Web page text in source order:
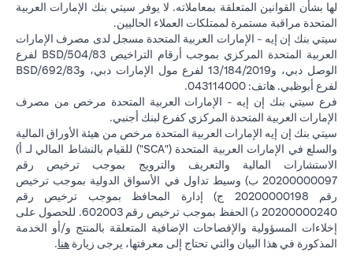
لها بشأن القوانين المتعلقة بمعاملاته. لا يوفر سيتي بنك الإمارات العربية
المتحدة مراقبة مستمرة لممتلكات العملاء الحاليين.
سيتي بنك إن إيه - الإمارات العربية المتحدة مسجل لدى مصرف الإمارات
العربية المتحدة المركزي بموجب أرقام التراخيص BSD/504/83 لفرع
الوصل دبي، و13/184/2019 لفرع مول الإمارات دبي، وBSD/692/83
لفرع أبوظبي. هاتف: 043114000.
فرع سيتي بنك إن إيه - الإمارات العربية المتحدة مرخص من مصرف
الإمارات العربية المتحدة المركزي كفرع لبنك أجنبي.
سيتي بنك إن إيه الإمارات العربية المتحدة مرخص من هيئة الأوراق المالية
والسلع في الإمارات العربية المتحدة ("SCA") للقيام بالنشاط المالي لـ أ)
الاستشارات المالية والتعريف والترويج بموجب ترخيص رقم
20200000097 ب) وسيط تداول في الأسواق الدولية بموجب ترخيص
رقم 20200000198 ج) إدارة المحافظ بموجب ترخيص رقم
20200000240 د) الحفظ بموجب ترخيص رقم 602003. للحصول على
إخلاءات المسؤولية والإفصاحات الإضافية المتعلقة بالمنتج و/أو الخدمة
المذكورة في هذا البيان والتي تحتاج إلى معرفتها، يرجى زيارة هنا.